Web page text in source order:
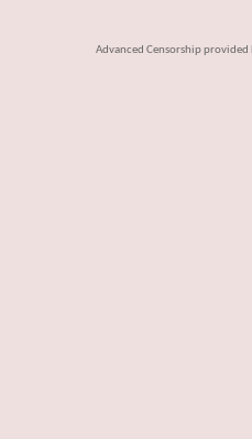
Advanced Censorship provided